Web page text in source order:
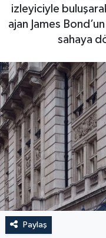
izleyiciyle
ajan James
sahaya
Paylaş